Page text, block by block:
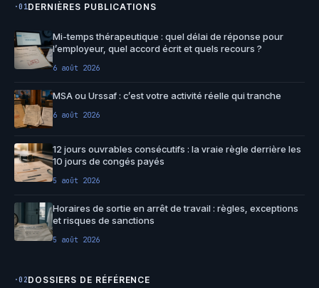
·01DERNIÈRES PUBLICATIONS
Mi-temps thérapeutique : quel délai de réponse pour
l’employeur, quel accord écrit et quels recours ?
6 août 2026
MSA ou Urssaf : c’est votre activité réelle qui tranche
6 août 2026
12 jours ouvrables consécutifs : la vraie règle derrière les
10 jours de congés payés
5 août 2026
Horaires de sortie en arrêt de travail : règles, exceptions
et risques de sanctions
5 août 2026
·02DOSSIERS DE RÉFÉRENCE